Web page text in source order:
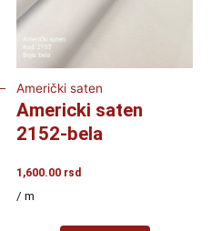
Američki saten
Americki saten
2152-bela
1,600.00 rsd
/ m